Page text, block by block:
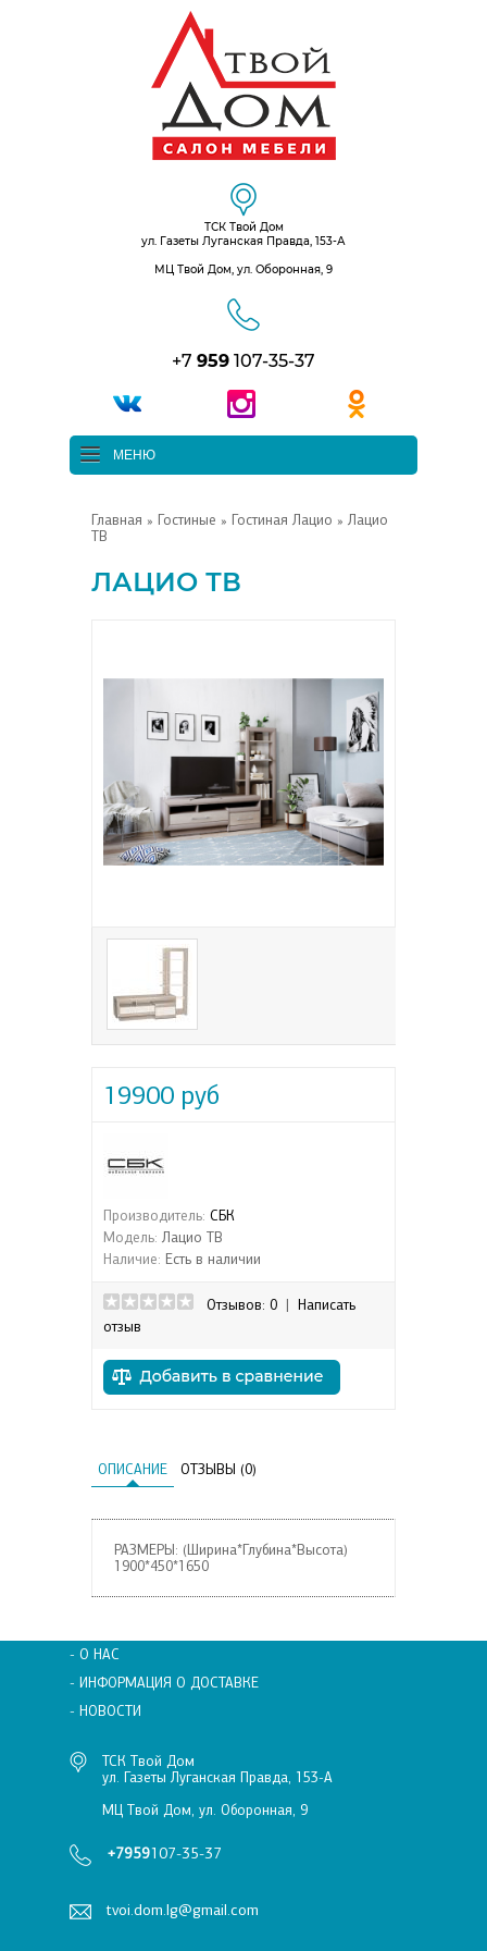
ТСК Твой Дом
ул. Газеты Луганская Правда, 153-А
МЦ Твой Дом, ул. Оборонная, 9
+7 959 107-35-37
МЕНЮ
Главная » Гостиные » Гостиная Лацио » Лацио
ТВ
ЛАЦИО ТВ
19900 руб
Производитель: СБК
Модель: Лацио ТВ
Наличие: Есть в наличии
Отзывов: 0
Написать
отзыв
ОПИСАНИЕ ОТЗЫВЫ (0)
РАЗМЕРЫ: (Ширина*Глубина*Высота)
1900*450*1650
- О НАС
- ИНФОРМАЦИЯ О ДОСТАВКЕ
- НОВОСТИ
ТСК Твой Дом
ул. Газеты Луганская Правда, 153-А
МЦ Твой Дом, ул. Оборонная, 9
+7959107-35-37
tvoi.dom.lg@gmail.com